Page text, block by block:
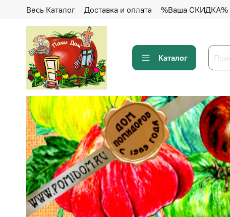
Весь Каталог Доставка и оплата %Ваша СКИДКА%
Каталог